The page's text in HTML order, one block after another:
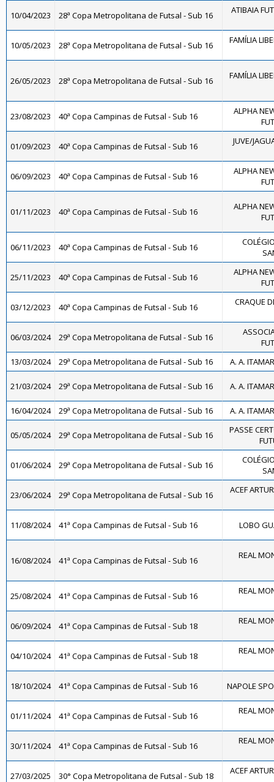
10/04/2023 28ª Copa Metropolitana de Futsal - Sub 16 ATIBAIA
10/05/2023 28ª Copa Metropolitana de Futsal - Sub 16 FAMÍLIA
26/05/2023 28ª Copa Metropolitana de Futsal - Sub 16 FAMÍLIA
23/08/2023 40ª Copa Campinas de Futsal - Sub 16
ALPHA
01/09/2023 40ª Copa Campinas de Futsal - Sub 16 JUVE/
06/09/2023 40ª Copa Campinas de Futsal - Sub 16
ALPHA
01/11/2023 40ª Copa Campinas de Futsal - Sub 16
ALPHA
06/11/2023 40ª Copa Campinas de Futsal - Sub 16
25/11/2023 40ª Copa Campinas de Futsal - Sub 16
ALPHA
03/12/2023 40ª Copa Campinas de Futsal - Sub 16 CRAQUE
06/03/2024 29ª Copa Metropolitana de Futsal - Sub 16
13/03/2024
29ª Copa Metropolitana de Futsal - Sub 16 A. A.
21/03/2024 29ª Copa Metropolitana de Futsal - Sub 16 A. A.
16/04/2024 29ª Copa Metropolitana de Futsal - Sub 16 A. A.
05/05/2024 29ª Copa Metropolitana de Futsal - Sub 16
PASSE
01/06/2024 29ª Copa Metropolitana de Futsal - Sub 16
23/06/2024 29ª Copa Metropolitana de Futsal - Sub 16 ACEF
11/08/2024 41ª Copa Campinas de Futsal - Sub 16 LOBO
16/08/2024 41ª Copa Campinas de Futsal - Sub 16 REAL
25/08/2024 41ª Copa Campinas de Futsal - Sub 16 REAL
06/09/2024 41ª Copa Campinas de Futsal - Sub 18 REAL
04/10/2024 41ª Copa Campinas de Futsal - Sub 18 REAL
18/10/2024 41ª Copa Campinas de Futsal - Sub 16 NAPOLE
01/11/2024 41ª Copa Campinas de Futsal - Sub 16 REAL
30/11/2024 41ª Copa Campinas de Futsal - Sub 16 REAL
27/03/2025 30° Copa Metropolitana de Futsal - Sub 18 ACEF